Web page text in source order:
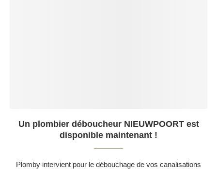
Un plombier déboucheur NIEUWPOORT est
disponible maintenant !
Plomby intervient pour le débouchage de vos canalisations